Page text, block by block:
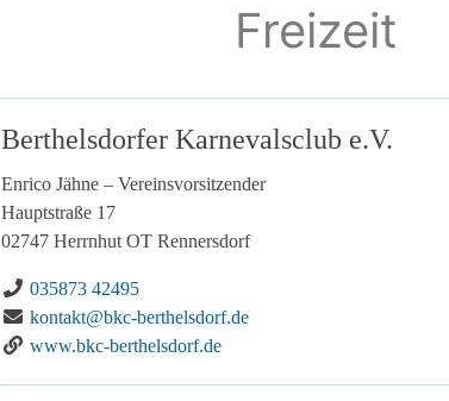
Freizeit
Berthelsdorfer Karnevalsclub e.V.
Enrico Jähne – Vereinsvorsitzender
Hauptstraße 17
02747 Herrnhut OT Rennersdorf
Telefon:
035873 42495
E-Mail:
kontakt@bkc-berthelsdorf.de
Gehe zur Website:
www.bkc-berthelsdorf.de